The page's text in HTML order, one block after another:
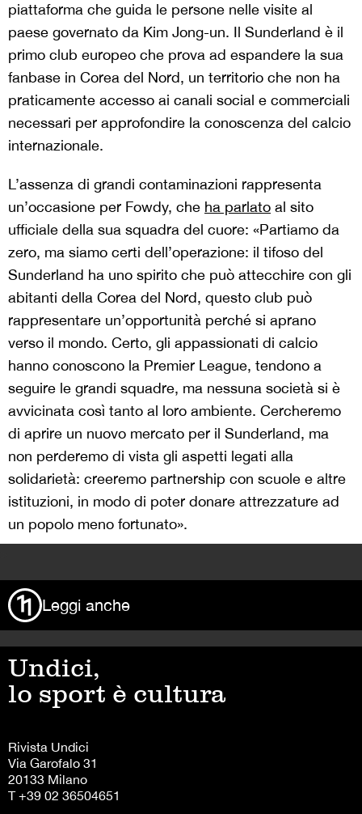
piattaforma che guida le persone nelle visite al
paese governato da Kim Jong-un. Il Sunderland è il
primo club europeo che prova ad espandere la sua
fanbase in Corea del Nord, un territorio che non ha
praticamente accesso ai canali social e commerciali
necessari per approfondire la conoscenza del calcio
internazionale.
L’assenza di grandi contaminazioni rappresenta
un’occasione per Fowdy, che ha parlato al sito
ufficiale della sua squadra del cuore: «Partiamo da
zero, ma siamo certi dell’operazione: il tifoso del
Sunderland ha uno spirito che può attecchire con gli
abitanti della Corea del Nord, questo club può
rappresentare un’opportunità perché si aprano
verso il mondo. Certo, gli appassionati di calcio
hanno conoscono la Premier League, tendono a
seguire le grandi squadre, ma nessuna società si è
avvicinata così tanto al loro ambiente. Cercheremo
di aprire un nuovo mercato per il Sunderland, ma
non perderemo di vista gli aspetti legati alla
solidarietà: creeremo partnership con scuole e altre
istituzioni, in modo di poter donare attrezzature ad
un popolo meno fortunato».
Leggi anche
Undici,
lo sport è cultura
Rivista Undici
Via Garofalo 31
20133 Milano
T +39 02 36504651